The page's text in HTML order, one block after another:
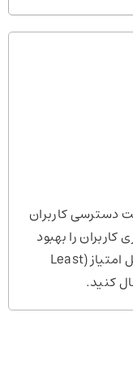
دسترسی کاربران
کاربران را بهبود
بخشید و دسترسی مبتنی بر حداقل امتیاز (Least